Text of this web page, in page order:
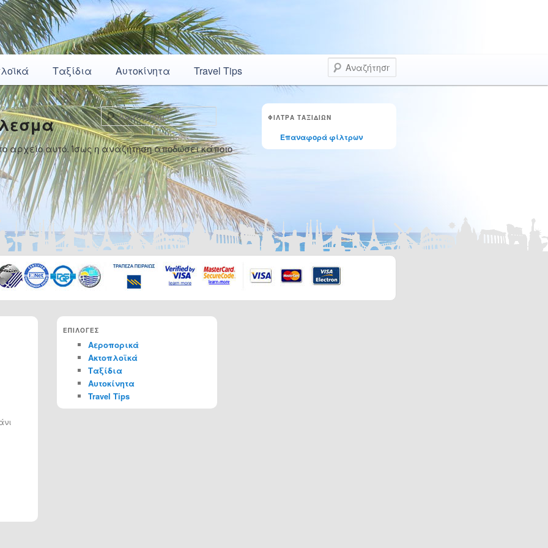
Ταξίδια Αυτοκίνητα Travel Tips
αυτό. Ίσως η αναζήτηση αποδώσει κάποιο
Αναζήτηση ΦΙΛΤΡΑ ΤΑΞΙΔΙΩΝ
Επαναφορά φίλτρων
ΕΠΙΛΟΓΕΣ
Αεροπορικά
Ακτοπλοϊκά
Ταξίδια
Αυτοκίνητα
Travel Tips